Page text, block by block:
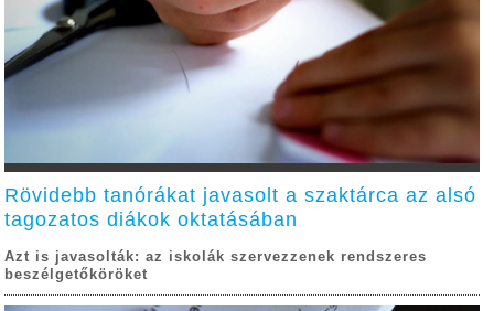
Rövidebb tanórákat javasolt a szaktárca az alsó
tagozatos diákok oktatásában
Azt is javasolták: az iskolák szervezzenek rendszeres
beszélgetőköröket